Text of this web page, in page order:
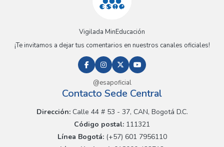
Vigilada MinEducación
¡Te invitamos a dejar tus comentarios en nuestros canales oficiales!
@esapoficial
Contacto Sede Central
Dirección:Calle 44 # 53 - 37, CAN, Bogotá D.C.
Código postal: 111321
Línea Bogotá:(+57) 601 7956110